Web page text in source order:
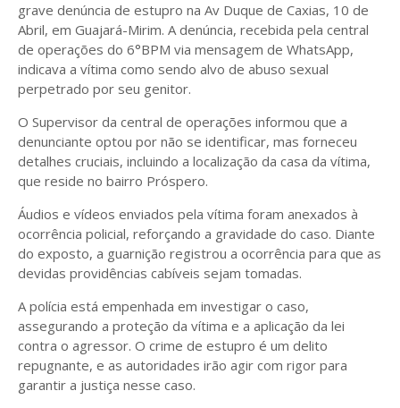
grave denúncia de estupro na Av Duque de Caxias, 10 de
Abril, em Guajará-Mirim. A denúncia, recebida pela central
de operações do 6°BPM via mensagem de WhatsApp,
indicava a vítima como sendo alvo de abuso sexual
perpetrado por seu genitor.
O Supervisor da central de operações informou que a
denunciante optou por não se identificar, mas forneceu
detalhes cruciais, incluindo a localização da casa da vítima,
que reside no bairro Próspero.
Áudios e vídeos enviados pela vítima foram anexados à
ocorrência policial, reforçando a gravidade do caso. Diante
do exposto, a guarnição registrou a ocorrência para que as
devidas providências cabíveis sejam tomadas.
A polícia está empenhada em investigar o caso,
assegurando a proteção da vítima e a aplicação da lei
contra o agressor. O crime de estupro é um delito
repugnante, e as autoridades irão agir com rigor para
garantir a justiça nesse caso.